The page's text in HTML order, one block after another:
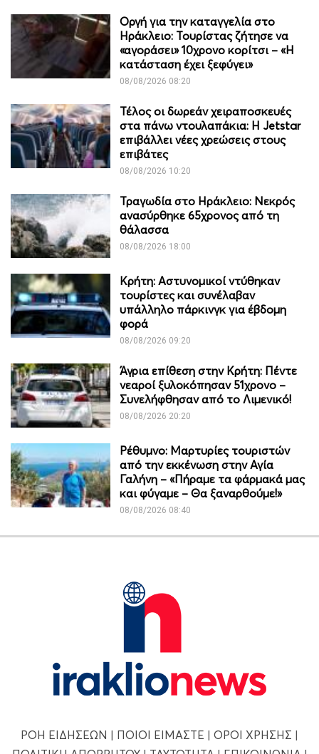
Οργή για την καταγγελία στο
Ηράκλειο: Τουρίστας ζήτησε να
«αγοράσει» 10χρονο κορίτσι – «Η
κατάσταση έχει ξεφύγει»
08/08/2026 08:20
Τέλος οι δωρεάν χειραποσκευές
στα πάνω ντουλαπάκια: Η Jetstar
επιβάλλει νέες χρεώσεις στους
επιβάτες
08/08/2026 10:20
Τραγωδία στο Ηράκλειο: Νεκρός
ανασύρθηκε 65χρονος από τη
θάλασσα
08/08/2026 18:00
Κρήτη: Αστυνομικοί ντύθηκαν
τουρίστες και συνέλαβαν
υπάλληλο πάρκινγκ για έβδομη
φορά
08/08/2026 09:20
Άγρια επίθεση στην Κρήτη: Πέντε
νεαροί ξυλοκόπησαν 51χρονο –
Συνελήφθησαν από το Λιμενικό!
08/08/2026 20:20
Ρέθυμνο: Μαρτυρίες τουριστών
από την εκκένωση στην Αγία
Γαλήνη – «Πήραμε τα φάρμακά μας
και φύγαμε – Θα ξαναρθούμε!»
08/08/2026 08:40
ΡΟΗ ΕΙΔΗΣΕΩΝ | ΠΟΙΟΙ ΕΙΜΑΣΤΕ | ΟΡΟΙ ΧΡΗΣΗΣ |